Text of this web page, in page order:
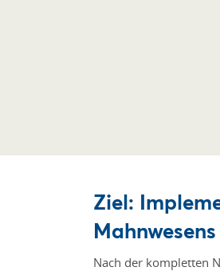
Ziel:
Mahnwesens
Nach der kompletten